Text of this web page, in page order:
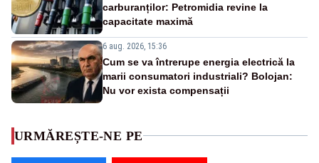
carburanților: Petromidia revine la
capacitate maximă
6 aug. 2026, 15:36
Cum se va întrerupe energia electrică la
marii consumatori industriali? Bolojan:
Nu vor exista compensații
URMĂREȘTE-NE PE